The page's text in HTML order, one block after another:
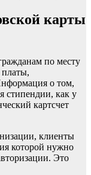
карты
по месту
платы,
о том,
стипендии, как у
картсчет
клиенты
которой нужно
Это